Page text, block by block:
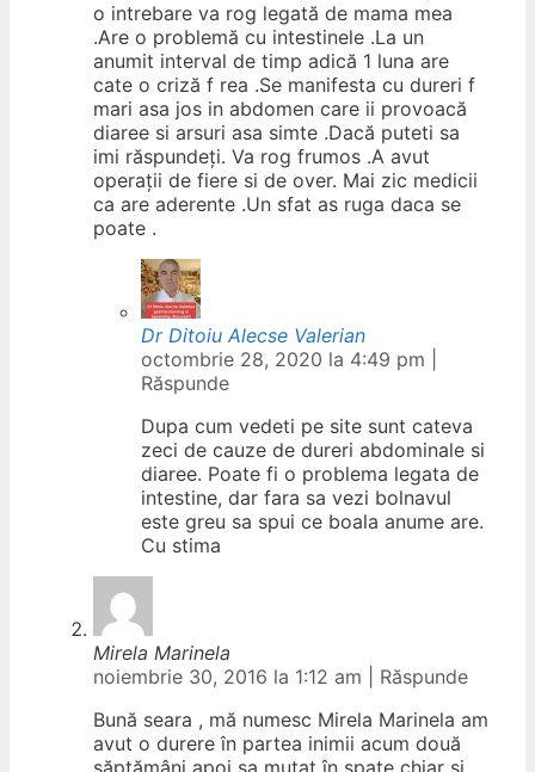
o intrebare va rog legată de mama mea
.Are o problemă cu intestinele .La un
anumit interval de timp adică 1 luna are
cate o criză f rea .Se manifesta cu dureri f
mari asa jos in abdomen care ii provoacă
diaree si arsuri asa simte .Dacă puteti sa
imi răspundeți. Va rog frumos .A avut
operații de fiere si de over. Mai zic medicii
ca are aderente .Un sfat as ruga daca se
poate .
Dr Ditoiu Alecse Valerian
octombrie 28, 2020 la 4:49 pm
Răspunde
Dupa cum vedeti pe site sunt cateva
zeci de cauze de dureri abdominale si
diaree. Poate fi o problema legata de
intestine, dar fara sa vezi bolnavul
este greu sa spui ce boala anume are.
Cu stima
Mirela Marinela
noiembrie 30, 2016 la 1:12 am
Răspunde
Bună seara , mă numesc Mirela Marinela am
avut o durere în partea inimii acum două